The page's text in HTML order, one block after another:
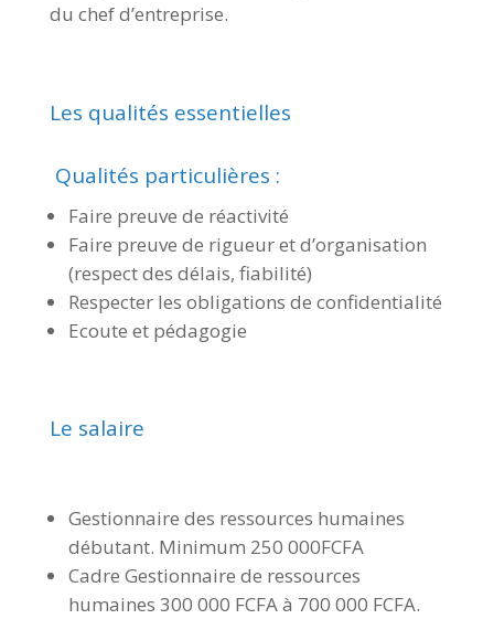
du chef d’entreprise.
Les qualités essentielles
Qualités particulières :
Faire preuve de réactivité
Faire preuve de rigueur et d’organisation
(respect des délais, fiabilité)
Respecter les obligations de confidentialité
Ecoute et pédagogie
Le salaire
Gestionnaire des ressources humaines
débutant. Minimum 250 000FCFA
Cadre Gestionnaire de ressources
humaines 300 000 FCFA à 700 000 FCFA.